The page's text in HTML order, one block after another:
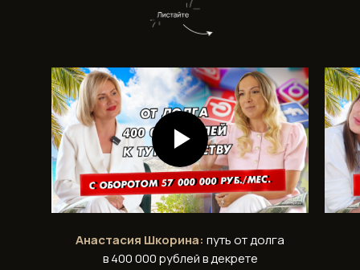
Анастасия Шкорина: путь от долга
в 400 000 рублей в декрете